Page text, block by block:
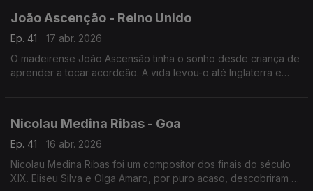
João Ascenção - Reino Unido
Ep. 41
17 abr. 2026
O madeirense João Ascensão tinha o sonho desde criança de
aprender a tocar acordeão. A vida levou-o até Inglaterra e
Nicolau Medina Ribas - Goa
Ep. 41
16 abr. 2026
Nicolau Medina Ribas foi um compositor dos finais do século
XIX. Eliseu Silva e Olga Amaro, por puro acaso, descobriram o